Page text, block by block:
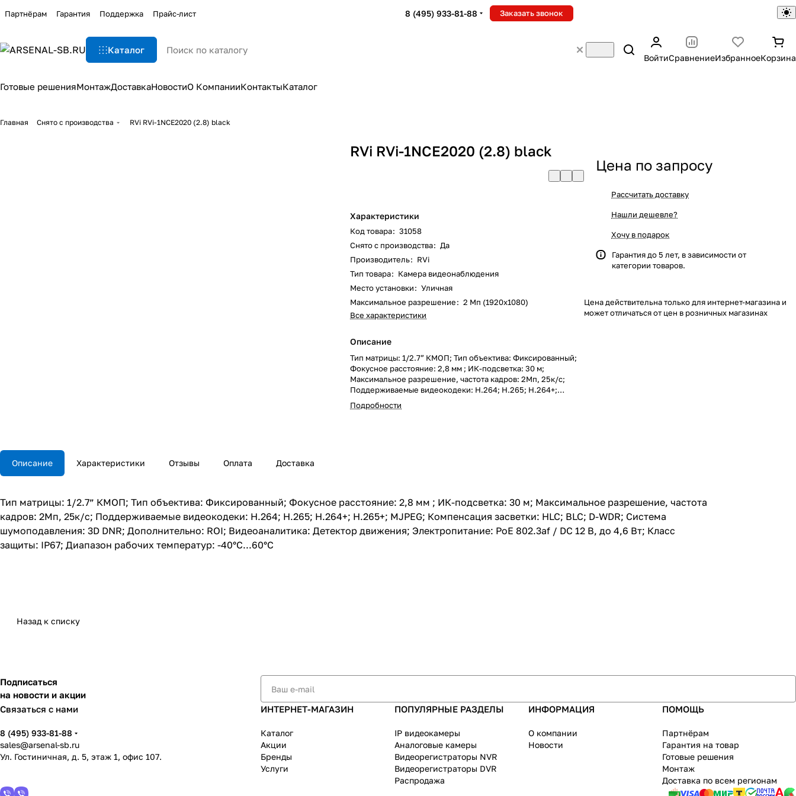
Партнёрам Гарантия Поддержка Прайс-лист 8 (495) 933-81-88 Заказать звонок
Каталог
ВойтиСравнениеИзбранноеКорзина
Готовые решенияМонтажДоставкаНовостиО КомпанииКонтактыКаталог
Главная Снято с производства RVi RVi-1NCE2020 (2.8) black
RVi RVi-1NCE2020 (2.8) black
Характеристики
Код товара: 31058
Снято с производства: Да
Производитель: RVi
Тип товара: Камера видеонаблюдения
Место установки: Уличная
Максимальное разрешение: 2 Мп (1920x1080)
Все характеристики
Описание
Тип матрицы: 1/2.7” КМОП; Тип объектива: Фиксированный;
Фокусное расстояние: 2,8 мм ; ИК-подсветка: 30 м;
Максимальное разрешение, частота кадров: 2Мп, 25к/с;
Поддерживаемые видеокодеки: H.264; H.265; H.264+;
H.265+; MJPEG; Компенсация засветки: HLC; BLC; D-WDR;
Система шумоподавления: 3D DNR; Дополнительно: ROI;
Подробности
Цена по запросу
Рассчитать доставку
Нашли дешевле?
Хочу в подарок
Гарантия до 5 лет, в зависимости от
категории товаров.
Цена действительна только для интернет-магазина и
может отличаться от цен в розничных магазинах
Описание Характеристики Отзывы Оплата Доставка
Тип матрицы: 1/2.7” КМОП; Тип объектива: Фиксированный; Фокусное расстояние: 2,8 мм ; ИК-подсветка: 30 м; Максимальное разрешение, частота
кадров: 2Мп, 25к/с; Поддерживаемые видеокодеки: H.264; H.265; H.264+; H.265+; MJPEG; Компенсация засветки: HLC; BLC; D-WDR; Система
шумоподавления: 3D DNR; Дополнительно: ROI; Видеоаналитика: Детектор движения; Электропитание: PoE 802.3af / DC 12 В, до 4,6 Вт; Класс
защиты: IP67; Диапазон рабочих температур: -40°С...60°С
Назад к списку
Подписаться
на новости и акции
Связаться с нами
8 (495) 933-81-88
sales@arsenal-sb.ru
Ул. Гостиничная, д. 5, этаж 1, офис 107.
ИНТЕРНЕТ-МАГАЗИН
Каталог
Акции
Бренды
Услуги
ПОПУЛЯРНЫЕ РАЗДЕЛЫ
IP видеокамеры
Аналоговые камеры
Видеорегистраторы NVR
Видеорегистраторы DVR
Распродажа
ИНФОРМАЦИЯ
О компании
Новости
ПОМОЩЬ
Партнёрам
Гарантия на товар
Готовые решения
Монтаж
Доставка по всем регионам